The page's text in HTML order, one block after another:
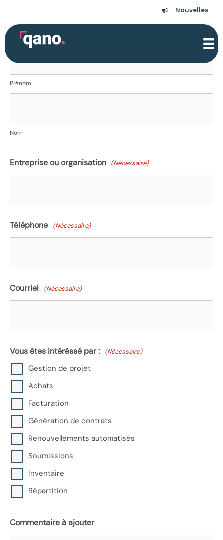
contenu
Nouvelles
Nouvelles
Nom
Prénom
Nom
Entreprise ou organisation (Nécessaire)
Téléphone (Nécessaire)
Courriel (Nécessaire)
Vous êtes intéréssé par : (Nécessaire)
Gestion de projet
Achats
Facturation
Génération de contrats
Renouvellements automatisés
Soumissions
Inventaire
Répartition
Commentaire à ajouter